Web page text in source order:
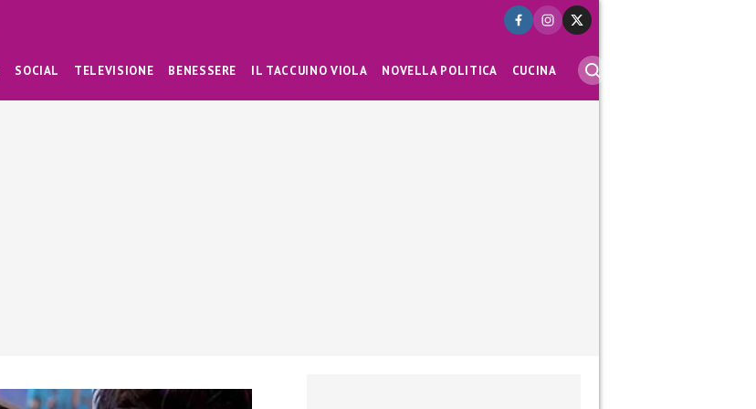
SOCIAL TELEVISIONE BENESSERE IL TACCUINO VIOLA NOVELLA POLITICA CUCINA